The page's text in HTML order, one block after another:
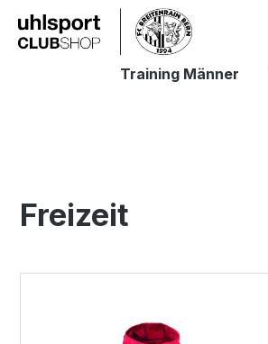
Zur Hauptnavigation springen
Training Männer
Freizeit